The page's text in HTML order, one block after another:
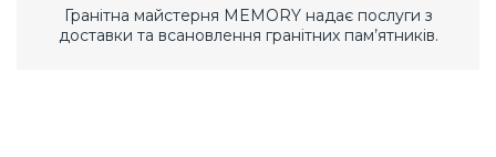
Гранітна майстерня MEMORY надає послуги з
доставки та всановлення гранітних пам’ятників.